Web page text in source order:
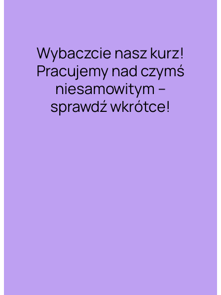
Wybaczcie nasz kurz!
Pracujemy nad czymś
niesamowitym –
sprawdź wkrótce!